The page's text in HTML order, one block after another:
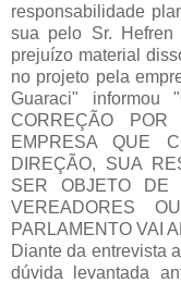
responsabilidade
sua pelo Sr. Hefren
prejuízo material
no projeto pela
Guaraci" informou
CORREÇÃO
EMPRESA QUE
DIREÇÃO, SUA
SER OBJETO DE
VEREADORES
PARLAMENTO VAI
Diante da entrevista
dúvida levantada